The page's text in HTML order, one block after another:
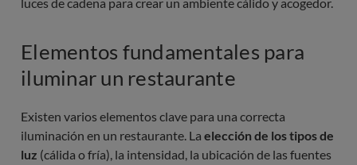
Elementos fundamentales para
iluminar un restaurante
Existen varios elementos clave para una correcta
iluminación en un restaurante. La elección de los tipos de
luz (cálida o fría), la intensidad, la ubicación de las fuentes